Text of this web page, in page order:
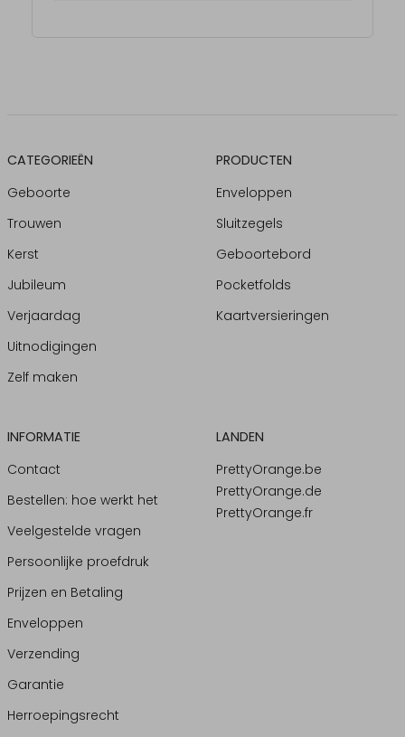
CATEGORIEËN
Geboorte
Trouwen
Kerst
Jubileum
Verjaardag
Uitnodigingen
Zelf maken
PRODUCTEN
Enveloppen
Sluitzegels
Geboortebord
Pocketfolds
Kaartversieringen
INFORMATIE
Contact
Bestellen: hoe werkt het
Veelgestelde vragen
Persoonlijke proefdruk
Prijzen en Betaling
Enveloppen
Verzending
Garantie
Herroepingsrecht
LANDEN
PrettyOrange.be
PrettyOrange.de
PrettyOrange.fr